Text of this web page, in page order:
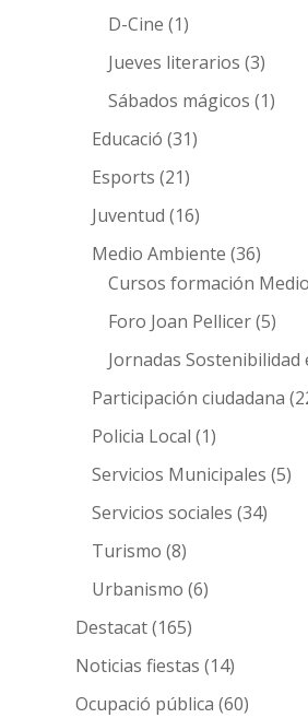
D-Cine (1)
Jueves literarios (3)
Sábados mágicos (1)
Educació (31)
Esports (21)
Juventud (16)
Medio Ambiente (36)
Cursos formación
Foro Joan Pellicer(5)
Jornadas
Participación ciudadana
Policia Local (1)
Servicios Municipales (5)
Servicios sociales (34)
Turismo (8)
Urbanismo (6)
Destacat(165)
Noticias fiestas (14)
Ocupació pública (60)